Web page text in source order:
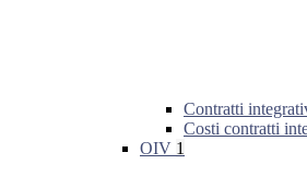
Contratti
Costi contratti
OIV 1